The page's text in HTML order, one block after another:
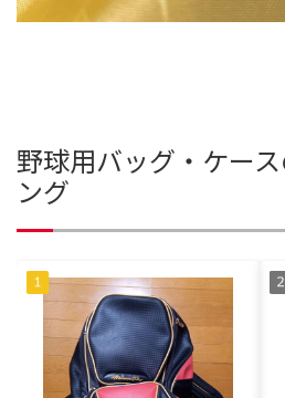
野球用バッグ・ケー
ング